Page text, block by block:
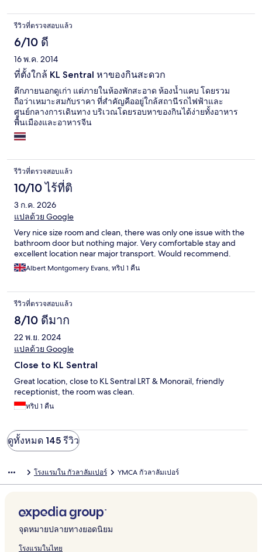
รีวิวที่ตรวจสอบแล้ว
6/10 ดี
16 พ.ค. 2014
ที่ตั้งใกล้ KL Sentral หาของกินสะดวก
ตึกภายนอกดูเก่า แต่ภายในห้องพักสะอาด ห้องน้ำแคบ โดยรวม
ถือว่าเหมาะสมกับราคา ที่สำคัญคืออยู่ใกล้สถานีรถไฟฟ้าและ
ศูนย์กลางการเดินทาง บริเวณโดยรอบหาของกินได้ง่ายทั้งอาหาร
พื้นเมืองและอาหารจีน
รีวิวที่ตรวจสอบแล้ว
10/10 ไร้ที่ติ
3 ก.ค. 2026
แปลด้วย Google
Very nice size room and clean, there was only one issue with the
bathroom door but nothing major. Very comfortable stay and
excellent location near major transport. Would recommend.
Albert Montgomery Evans, ทริป 1 คืน
รีวิวที่ตรวจสอบแล้ว
8/10 ดีมาก
22 พ.ย. 2024
แปลด้วย Google
Close to KL Sentral
Great location, close to KL Sentral LRT & Monorail, friendly
receptionist, the room was clean.
ทริป 1 คืน
ดูทั้งหมด 145 รีวิว
โรงแรมใน กัวลาลัมเปอร์ YMCA กัวลาลัมเปอร์
จุดหมายปลายทางยอดนิยม
โรงแรมในไทย